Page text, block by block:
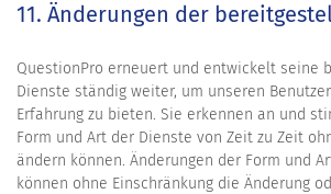
11. Änderungen der
QuestionPro erneuert und entwickelt seine
Dienste ständig weiter, um unseren
Erfahrung zu bieten. Sie erkennen an und
Form und Art der Dienste von Zeit zu Zeit
ändern können. Änderungen der Form und
können ohne Einschränkung die Änderung